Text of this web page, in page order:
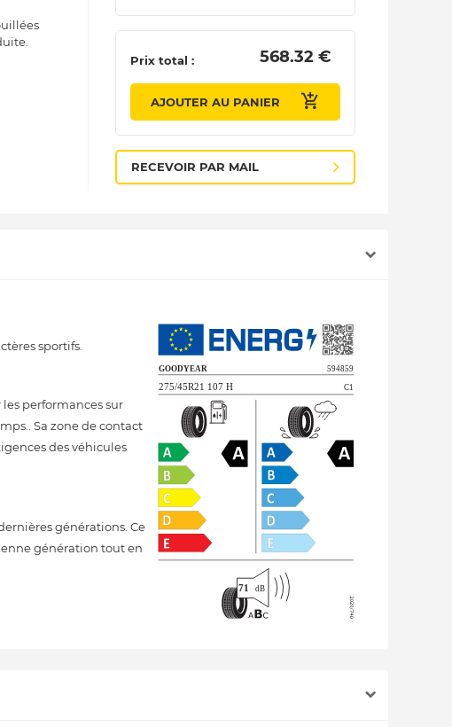
Prix total : 568.32 €
AJOUTER AU PANIER
RECEVOIR PAR MAIL
sportifs.
performances sur
Sa zone de contact
des véhicules
générations. Ce
génération tout en